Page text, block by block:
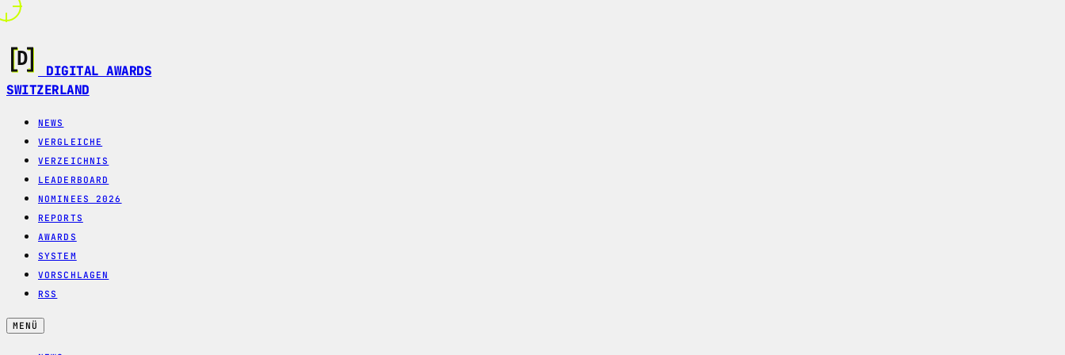
DIGITAL AWARDS
SWITZERLAND
NEWS
VERGLEICHE
VERZEICHNIS
LEADERBOARD
NOMINEES 2026
REPORTS
AWARDS
SYSTEM
VORSCHLAGEN
RSS
MENÜ